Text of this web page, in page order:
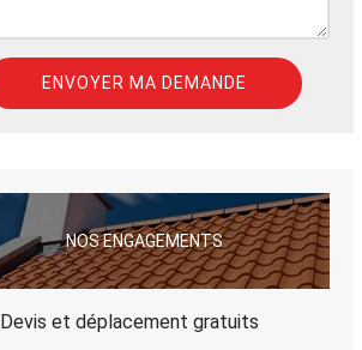
NOS ENGAGEMENTS
Devis et déplacement gratuits